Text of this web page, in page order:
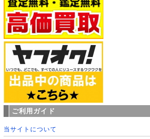
ご利用ガイド
当サイトについて